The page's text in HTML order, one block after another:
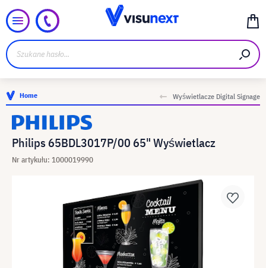
Home Wyświetlacze Digital Signage
Philips 65BDL3017P/00 65" Wyświetlacz
Nr artykułu: 1000019990